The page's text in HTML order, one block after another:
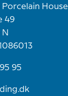
Porcelain House
49
95